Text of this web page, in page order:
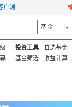
户端
基 金
投资工具 自选基金
基金筛选
收益计算